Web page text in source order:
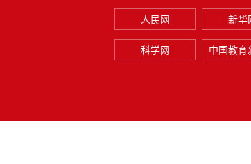
人民网 新华
科学网 中国教育